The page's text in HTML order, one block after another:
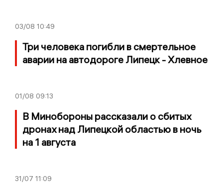
03/08 10:49
Три человека погибли в смертельное
аварии на автодороге Липецк - Хлевное
01/08 09:13
В Минобороны рассказали о сбитых
дронах над Липецкой областью в ночь
на 1 августа
31/07 11:09